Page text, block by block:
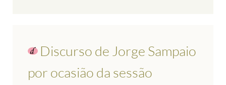
Discurso de Jorge Sampaio
por ocasião da sessão